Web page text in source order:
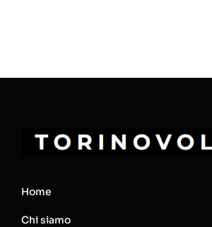
Home
Chi siamo